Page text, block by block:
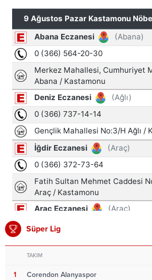
Süper Lig
TAKIM
1 Corendon Alanyaspor